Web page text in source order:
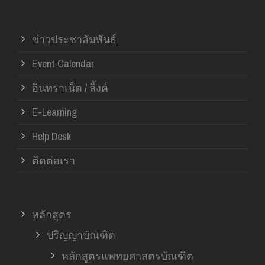
ข่าวประชาสัมพันธ์
Event Calendar
อินทราเน็ต / ลิ้งค์
E-Learning
Help Desk
ติดต่อเรา
หลักสูตร
ปริญญาบัณฑิต
หลักสูตรแพทยศาสตรบัณฑิต